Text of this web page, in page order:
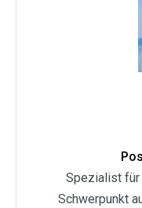
Spezialist
Schwerpunkt